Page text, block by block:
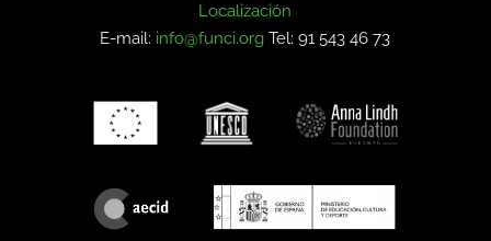
Localización
E-mail: info@funci.org Tel: 91 543 46 73